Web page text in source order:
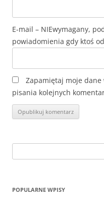
E-mail
Zapamiętaj moje
pisania kolejnych
POPULARNE WPISY